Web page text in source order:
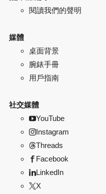
閱讀我們的聲明
媒體
桌面背景
腕錶手冊
用戶指南
社交媒體
YouTube
Instagram
Threads
Facebook
LinkedIn
X